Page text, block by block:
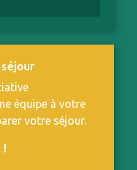
équipe à votre
votre séjour.
!